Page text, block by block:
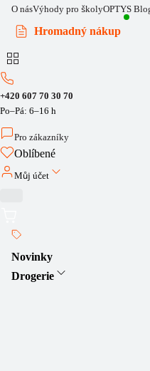
O násVýhody pro školyOPTYS
Hromadný nákup
+420 607 70 30 70
Po–Pá: 6–16 h
Pro zákazníky
Oblíbené
Můj účet
Novinky
Drogerie